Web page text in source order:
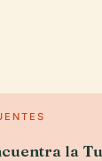
la